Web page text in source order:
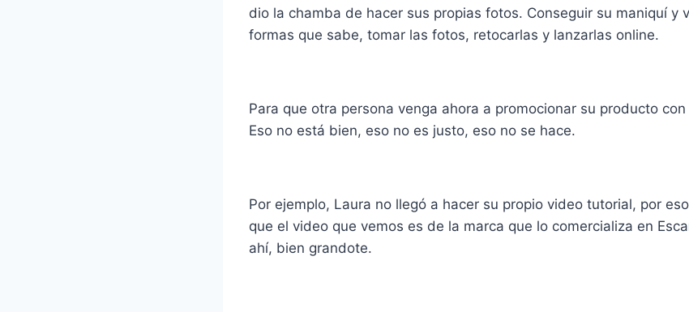
dio la chamba de hacer sus propias fotos. Conseguir su maniquí y
formas que sabe, tomar las fotos, retocarlas y lanzarlas online.
Para que otra persona venga ahora a promocionar su producto
Eso no está bien, eso no es justo, eso no se hace.
Por ejemplo, Laura no llegó a hacer su propio video tutorial, por
que el video que vemos es de la marca que lo comercializa en
ahí, bien grandote.